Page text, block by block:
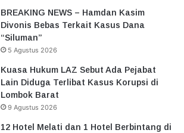
BREAKING NEWS – Hamdan Kasim
Divonis Bebas Terkait Kasus Dana
“Siluman”
5 Agustus 2026
Kuasa Hukum LAZ Sebut Ada Pejabat
Lain Diduga Terlibat Kasus Korupsi di
Lombok Barat
9 Agustus 2026
12 Hotel Melati dan 1 Hotel Berbintang di